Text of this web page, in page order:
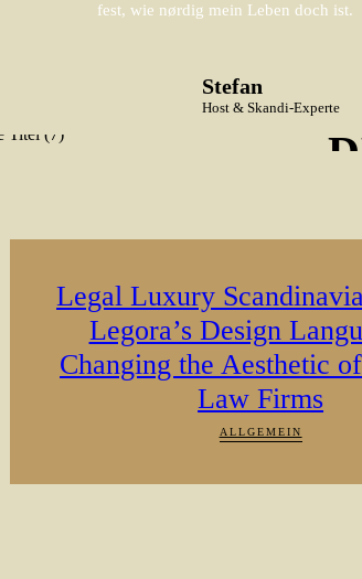
fest, wie nørdig mein Leben doch ist.
Stefan
Host & Skandi-Experte
Legal Luxury
Legora’s Design
Changing the Aesthetic
Law Firms
ALLGEMEIN